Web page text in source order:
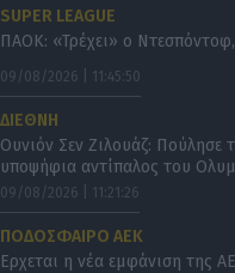
SUPER LEAGUE
ΠΑΟΚ: «Τρέχει» ο
09/08/2026 | 11:45:50
ΔΙΕΘΝΗ
Ουνιόν Σεν Ζιλουάζ: Πούλησε
υποψήφια αντίπαλος του
09/08/2026 | 11:21:26
ΠΟΔΟΣΦΑΙΡΟ ΑΕΚ
Ερχεται η νέα εμφάνιση της